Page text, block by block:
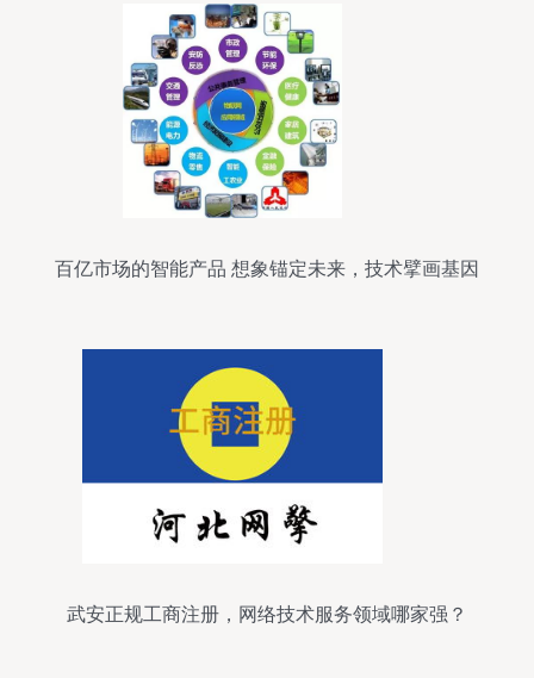
百亿市场的智能产品 想象锚定未来，技术擘画基因
武安正规工商注册，网络技术服务领域哪家强？